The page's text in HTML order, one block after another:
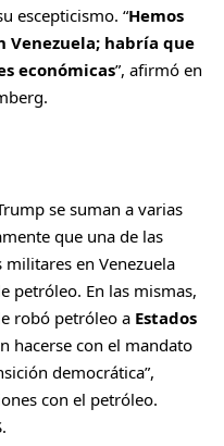
escepticismo. “Hemos
Venezuela; habría que
económicas”, afirmó en
se suman a varias
que una de las
en Venezuela
petróleo. En las mismas,
robó petróleo a Estados
hacerse con el mandato
democrática”,
con el petróleo.